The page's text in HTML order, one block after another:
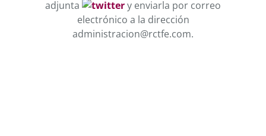
adjunta
y enviarla por correo
electrónico a la dirección
administracion@rctfe.com.